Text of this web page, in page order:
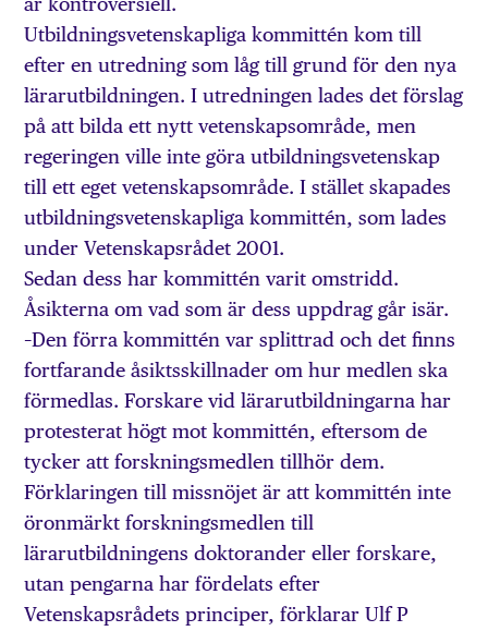
Utbildningsvetenskapliga kommittén kom till
efter en utredning som låg till grund för den nya
lärarutbildningen. I utredningen lades det förslag
på att bilda ett nytt vetenskapsområde, men
regeringen ville inte göra utbildningsvetenskap
till ett eget vetenskapsområde. I stället skapades
utbildningsvetenskapliga kommittén, som lades
under Vetenskapsrådet 2001.
Sedan dess har kommittén varit omstridd.
Åsikterna om vad som är dess uppdrag går isär.
–Den förra kommittén var splittrad och det finns
fortfarande åsiktsskillnader om hur medlen ska
förmedlas. Forskare vid lärarutbildningarna har
protesterat högt mot kommittén, eftersom de
tycker att forskningsmedlen tillhör dem.
Förklaringen till missnöjet är att kommittén inte
öronmärkt forskningsmedlen till
lärarutbildningens doktorander eller forskare,
utan pengarna har fördelats efter
Vetenskapsrådets principer, förklarar Ulf P